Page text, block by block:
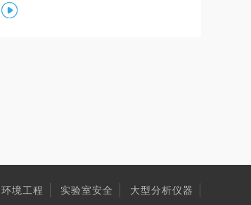
环境工程 实验室安全 大型分析仪器